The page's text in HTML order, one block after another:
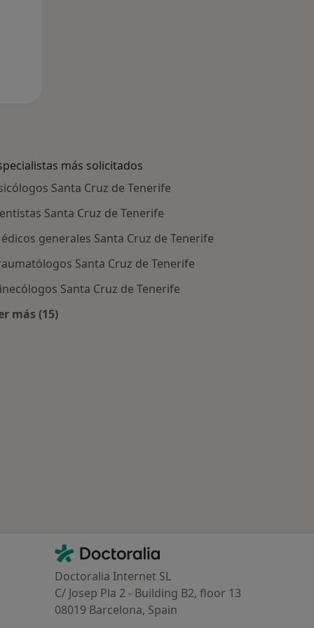
más solicitados
Santa Cruz de Tenerife
Santa Cruz de Tenerife
generales Santa Cruz de Tenerife
Santa Cruz de Tenerife
Santa Cruz de Tenerife
más (15)
Contacto
Doctoralia - Página de inicio
Doctoralia Internet SL
C/ Josep Pla 2 - Building B2, floor 13
08019 Barcelona, Spain